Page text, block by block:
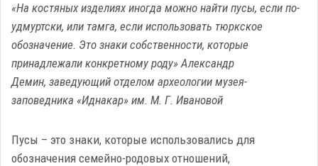
«На костяных изделиях иногда можно найти пусы, если по-
удмуртски, или тамга, если использовать тюркское
обозначение. Это знаки собственности, которые
принадлежали конкретному роду» Александр
Демин, заведующий отделом археологии музея-
заповедника «Иднакар» им. М. Г. Ивановой
Пусы – это знаки, которые использовались для
обозначения семейно-родовых отношений,